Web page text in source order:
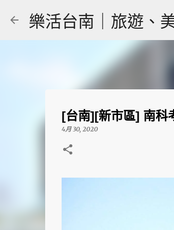
樂活台南｜旅遊、
[台南][新市區] 南科
4月 30, 2020